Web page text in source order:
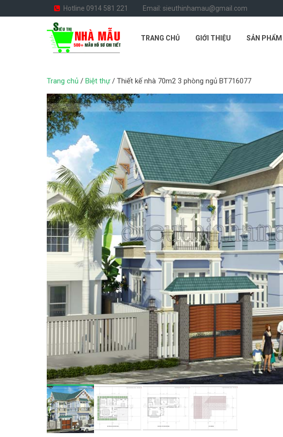
Hotline 0914 581 221 Email: sieuthinhamau@gmail.com
TRANG CHỦ GIỚI THIỆU SẢN PHẨM
Trang chủ / Biệt thự/ Thiết kế nhà 70m2 3 phòng ngủ BT716077